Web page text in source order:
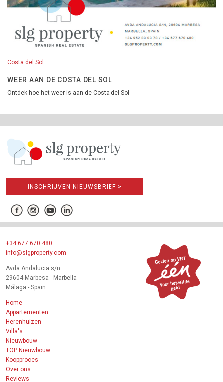
Costa del Sol
WEER AAN DE COSTA DEL SOL
Ontdek hoe het weer is aan de Costa del Sol
INSCHRIJVEN NIEUWSBRIEF >
+34 677 670 480
info@slgproperty.com
Avda Andalucia s/n
29604 Marbesa - Marbella
Málaga - Spain
Home
Appartementen
Herenhuizen
Villa's
Nieuwbouw
TOP Nieuwbouw
Koopproces
Over ons
Reviews